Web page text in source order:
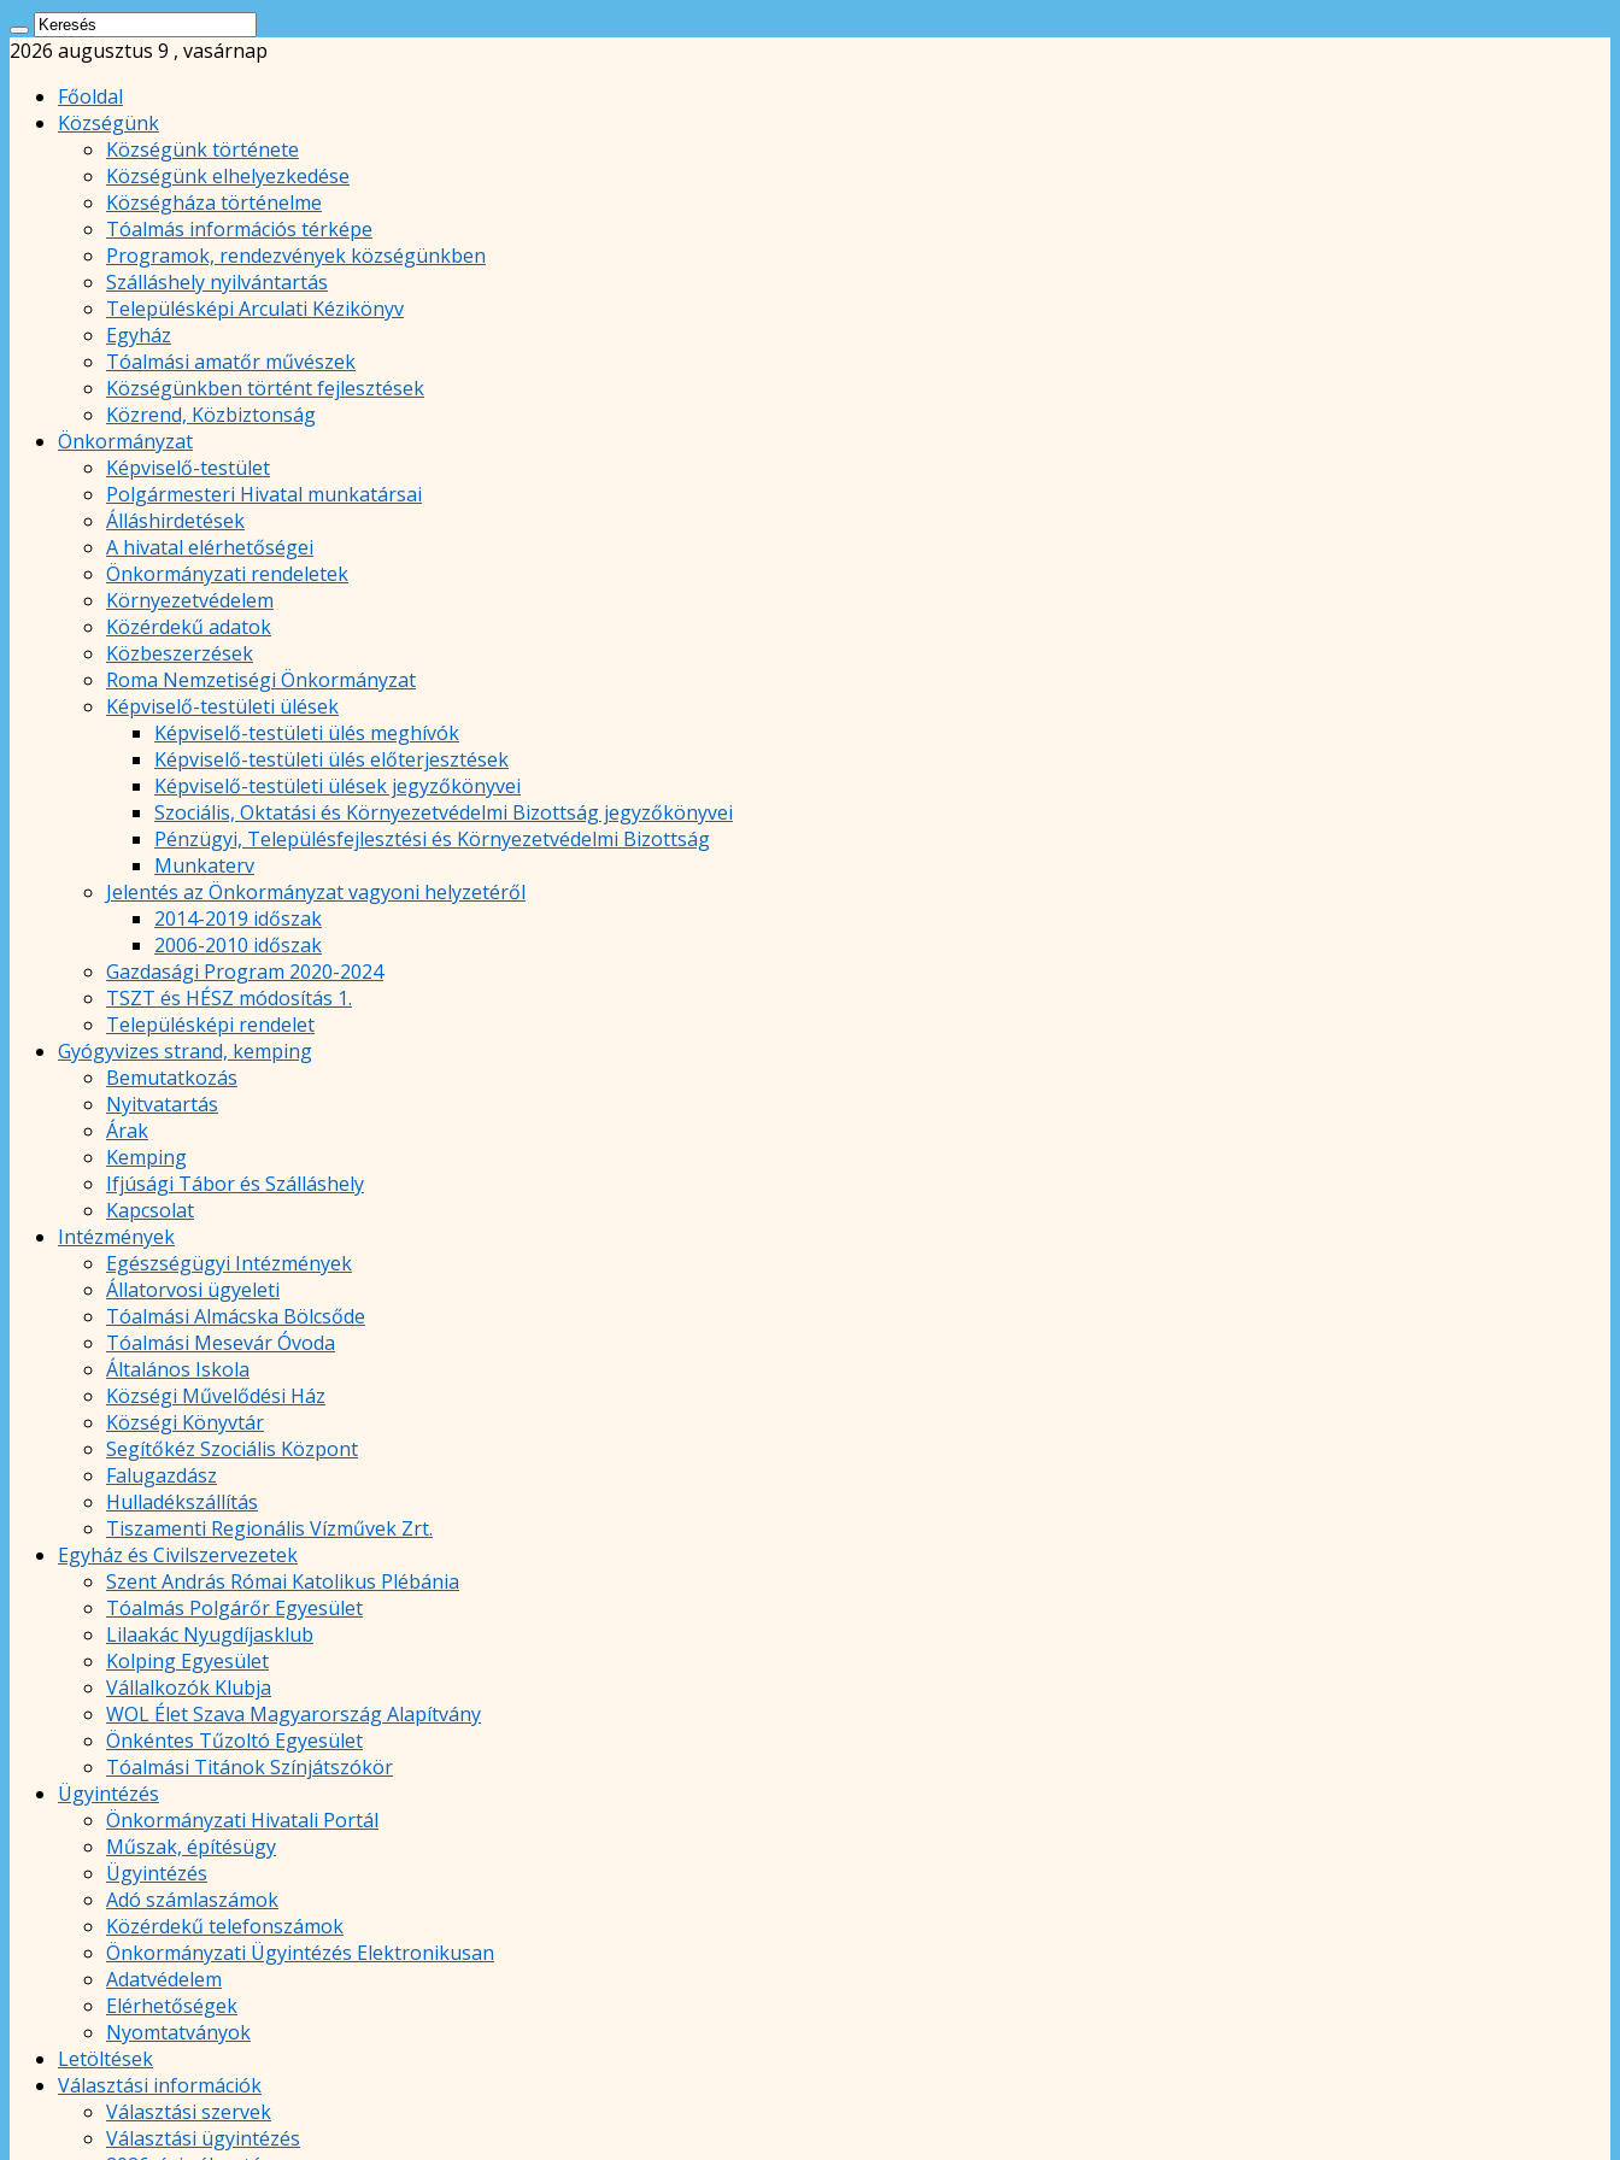
2026 augusztus 9 , vasárnap
Főoldal
Községünk
Községünk története
Községünk elhelyezkedése
Községháza történelme
Tóalmás információs térképe
Programok, rendezvények községünkben
Szálláshely nyilvántartás
Településképi Arculati Kézikönyv
Egyház
Tóalmási amatőr művészek
Községünkben történt fejlesztések
Közrend, Közbiztonság
Önkormányzat
Képviselő-testület
Polgármesteri Hivatal munkatársai
Álláshirdetések
A hivatal elérhetőségei
Önkormányzati rendeletek
Környezetvédelem
Közérdekű adatok
Közbeszerzések
Roma Nemzetiségi Önkormányzat
Képviselő-testületi ülések
Képviselő-testületi ülés meghívók
Képviselő-testületi ülés előterjesztések
Képviselő-testületi ülések jegyzőkönyvei
Szociális, Oktatási és Környezetvédelmi Bizottság jegyzőkönyvei
Pénzügyi, Településfejlesztési és Környezetvédelmi Bizottság
Munkaterv
Jelentés az Önkormányzat vagyoni helyzetéről
2014-2019 időszak
2006-2010 időszak
Gazdasági Program 2020-2024
TSZT és HÉSZ módosítás 1.
Településképi rendelet
Gyógyvizes strand, kemping
Bemutatkozás
Nyitvatartás
Árak
Kemping
Ifjúsági Tábor és Szálláshely
Kapcsolat
Intézmények
Egészségügyi Intézmények
Állatorvosi ügyeleti
Tóalmási Almácska Bölcsőde
Tóalmási Mesevár Óvoda
Általános Iskola
Községi Művelődési Ház
Községi Könyvtár
Segítőkéz Szociális Központ
Falugazdász
Hulladékszállítás
Tiszamenti Regionális Vízművek Zrt.
Egyház és Civilszervezetek
Szent András Római Katolikus Plébánia
Tóalmás Polgárőr Egyesület
Lilaakác Nyugdíjasklub
Kolping Egyesület
Vállalkozók Klubja
WOL Élet Szava Magyarország Alapítvány
Önkéntes Tűzoltó Egyesület
Tóalmási Titánok Színjátszókör
Ügyintézés
Önkormányzati Hivatali Portál
Műszak, építésügy
Ügyintézés
Adó számlaszámok
Közérdekű telefonszámok
Önkormányzati Ügyintézés Elektronikusan
Adatvédelem
Elérhetőségek
Nyomtatványok
Letöltések
Választási információk
Választási szervek
Választási ügyintézés